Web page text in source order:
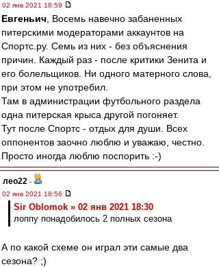
02 янв 2021 18:59
Евгеньич , Восемь навечно забаненных
питерскими модераторами аккаунтов на
Спортс.ру. Семь из них - без объяснения
причин. Каждый раз - после критики Зенита и
его болельщиков. Ни одного матерного слова,
при этом не употребил.
Там в администрации футбольного раздела
одна питерская крыса другой погоняет.
Тут после Спортс - отдых для души. Всех
оппонентов заочно люблю и уважаю, честно.
Просто иногда люблю поспорить :-)
лео22 -
02 янв 2021 18:56
Sir Oblomok » 02 янв 2021 18:30
лоппу понадобилось 2 полных сезона
А по какой схеме он играл эти самые два
сезона? ;)